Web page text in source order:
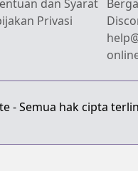
dan Syarat
Privasi
- Semua hak cipta